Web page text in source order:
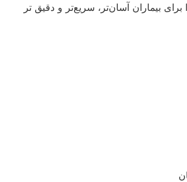
بیماران آسان‌تر، سریع‌تر و دقیق‌ تر